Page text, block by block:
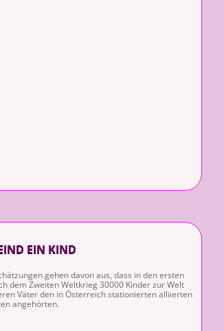
EIN KIND
gehen davon aus, dass in den ersten
dem Zweiten Weltkrieg 30000 Kinder zur Welt
Väter den in Österreich stationierten alliierten
angehörten.